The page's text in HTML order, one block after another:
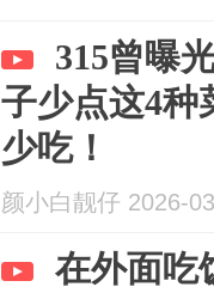
315曾曝
子少点这4种
少吃！
颜小白靓仔 2026-
在外面吃